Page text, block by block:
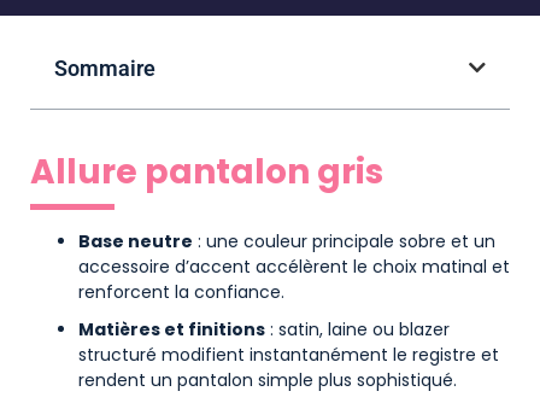
Sommaire
Allure pantalon gris
Base neutre : une couleur principale sobre et un
accessoire d’accent accélèrent le choix matinal et
renforcent la confiance.
Matières et finitions : satin, laine ou blazer
structuré modifient instantanément le registre et
rendent un pantalon simple plus sophistiqué.